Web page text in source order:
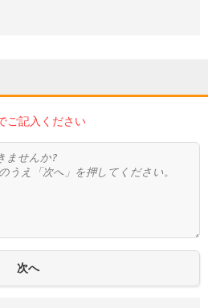
ご記入ください